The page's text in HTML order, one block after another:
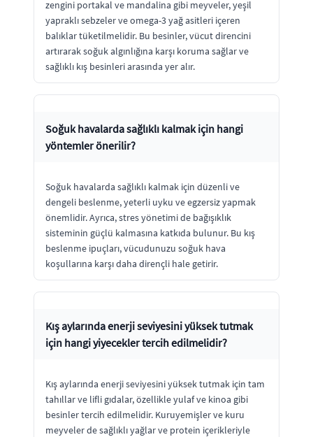
zengini portakal ve mandalina gibi meyveler, yeşil
yapraklı sebzeler ve omega-3 yağ asitleri içeren
balıklar tüketilmelidir. Bu besinler, vücut direncini
artırarak soğuk algınlığına karşı koruma sağlar ve
sağlıklı kış besinleri arasında yer alır.
Soğuk havalarda sağlıklı kalmak için hangi
yöntemler önerilir?
Soğuk havalarda sağlıklı kalmak için düzenli ve
dengeli beslenme, yeterli uyku ve egzersiz yapmak
önemlidir. Ayrıca, stres yönetimi de bağışıklık
sisteminin güçlü kalmasına katkıda bulunur. Bu kış
beslenme ipuçları, vücudunuzu soğuk hava
koşullarına karşı daha dirençli hale getirir.
Kış aylarında enerji seviyesini yüksek tutmak
için hangi yiyecekler tercih edilmelidir?
Kış aylarında enerji seviyesini yüksek tutmak için tam
tahıllar ve lifli gıdalar, özellikle yulaf ve kinoa gibi
besinler tercih edilmelidir. Kuruyemişler ve kuru
meyveler de sağlıklı yağlar ve protein içerikleriyle